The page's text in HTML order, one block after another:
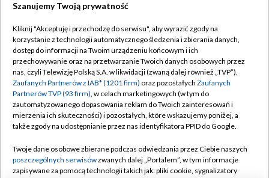
TVP
Abonament TVP
Emisja w TVP
Centrum informacji TVP
Naziemna Telewizja Cyfrowa
Rada Programowa
Regulamin TVP
Polityka prywatności
Moje zgody
Pomoc
Kontakt
Szanujemy Twoją prywatność
Kliknij "Akceptuję i przechodzę do serwisu", aby wyrazić zgody na
korzystanie z technologii automatycznego śledzenia i zbierania danych,
dostęp do informacji na Twoim urządzeniu końcowym i ich
przechowywanie oraz na przetwarzanie Twoich danych osobowych przez
nas, czyli Telewizję Polską S.A. w likwidacji (zwaną dalej również „TVP”),
Zaufanych Partnerów z IAB* (1201 firm) oraz pozostałych Zaufanych
Partnerów TVP (93 firm), w celach marketingowych (w tym do
zautomatyzowanego dopasowania reklam do Twoich zainteresowań i
mierzenia ich skuteczności) i pozostałych, które wskazujemy poniżej, a
także zgody na udostępnianie przez nas identyfikatora PPID do Google.
Twoje dane osobowe zbierane podczas odwiedzania przez Ciebie naszych
poszczególnych serwisówzwanych dalej „Portalem”, w tym informacje
zapisywane za pomocą technologii takich jak: pliki cookie, sygnalizatory